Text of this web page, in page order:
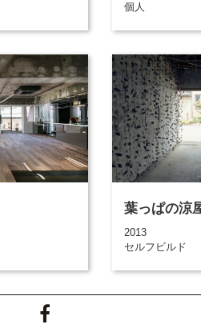
個人
葉っぱの涼
2013
セルフビルド